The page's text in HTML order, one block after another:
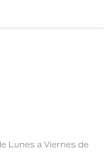
Lunes a Viernes de